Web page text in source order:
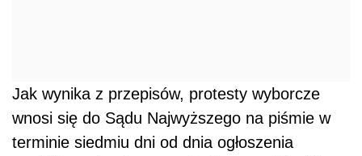
Jak wynika z przepisów, protesty wyborcze
wnosi się do Sądu Najwyższego na piśmie w
terminie siedmiu dni od dnia ogłoszenia